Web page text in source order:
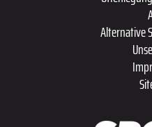
Alternative